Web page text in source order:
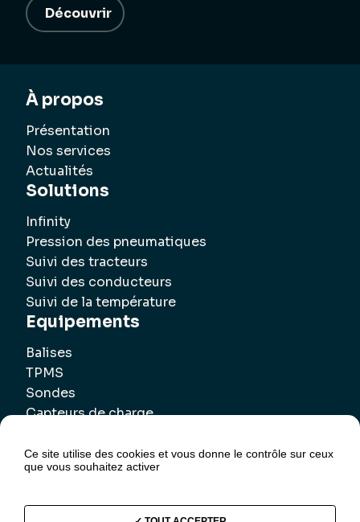
Découvrir
À propos
Présentation
Nos services
Actualités
Solutions
Infinity
Pression des pneumatiques
Suivi des tracteurs
Suivi des conducteurs
Suivi de la température
Equipements
Balises
TPMS
Sondes
Capteurs de charge
Ce site utilise des cookies et vous donne le contrôle sur ceux
que vous souhaitez activer